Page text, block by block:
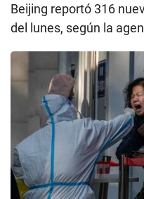
Beijing reportó 316
del lunes, según la